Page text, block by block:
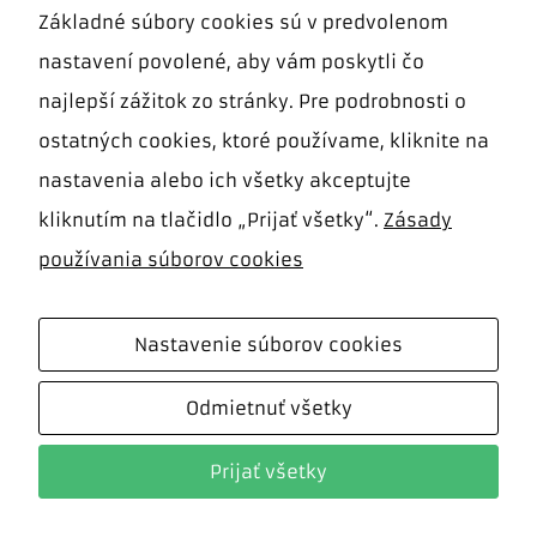
© Copyright -2026 | Gynpor., s.r.o.| All Rights
Reserved
Základné súbory cookies sú v predvolenom
nastavení povolené, aby vám poskytli čo
najlepší zážitok zo stránky. Pre podrobnosti o
ostatných cookies, ktoré používame, kliknite na
nastavenia alebo ich všetky akceptujte
kliknutím na tlačidlo „Prijať všetky“. Zásady
používania súborov cookies
Nastavenie súborov cookies
Odmietnuť všetky
Prijať všetky
Cookies
nevyhnutné
pre
fungovanie
webu
Tieto súbory